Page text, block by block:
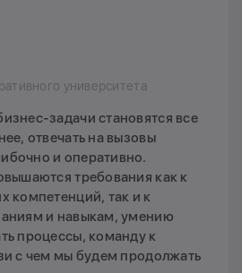
университета
задачи становятся все
отвечать на вызовы
и оперативно.
требования как к
компетенций, так и к
и навыкам, умению
процессы, команду к
с чем мы будем продолжать